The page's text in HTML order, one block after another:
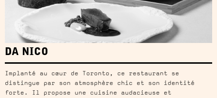
DA NICO
Implanté au cœur de Toronto, ce restaurant se
distingue par son atmosphère chic et son identité
forte. Il propose une cuisine audacieuse et